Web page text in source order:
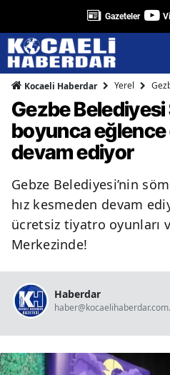
Gazeteler
Kocaeli Haberdar Yerel
Gezbe
boyunca
devam ediyor
Gebze Belediyesi’nin
hız kesmeden devam
ücretsiz tiyatro oyunları
Merkezinde!
Haberdar